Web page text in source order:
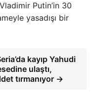
Putin’in 30
yasadışı bir
kayıp Yahudi
ulaştı,
tırmanıyor →